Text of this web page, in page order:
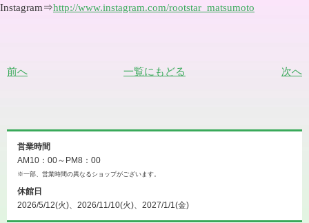
Instagram⇒http://www.instagram.com/rootstar_matsumoto
前へ 一覧にもどる 次へ
営業時間
AM10：00～PM8：00
※一部、営業時間の異なるショップがございます。
休館日
2026/5/12(火)、2026/11/10(火)、2027/1/1(金)